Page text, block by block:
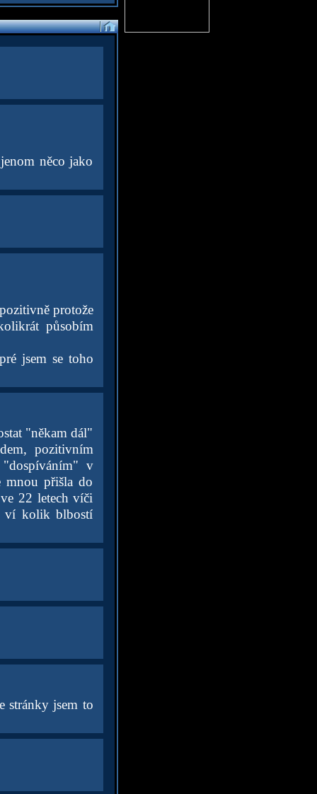
něco jako
protože
působím
jsem se toho
"někam dál"
pozitivním
"dospíváním" v
mnou přišla do
22 letech víči
ví kolik blbostí
stránky jsem to